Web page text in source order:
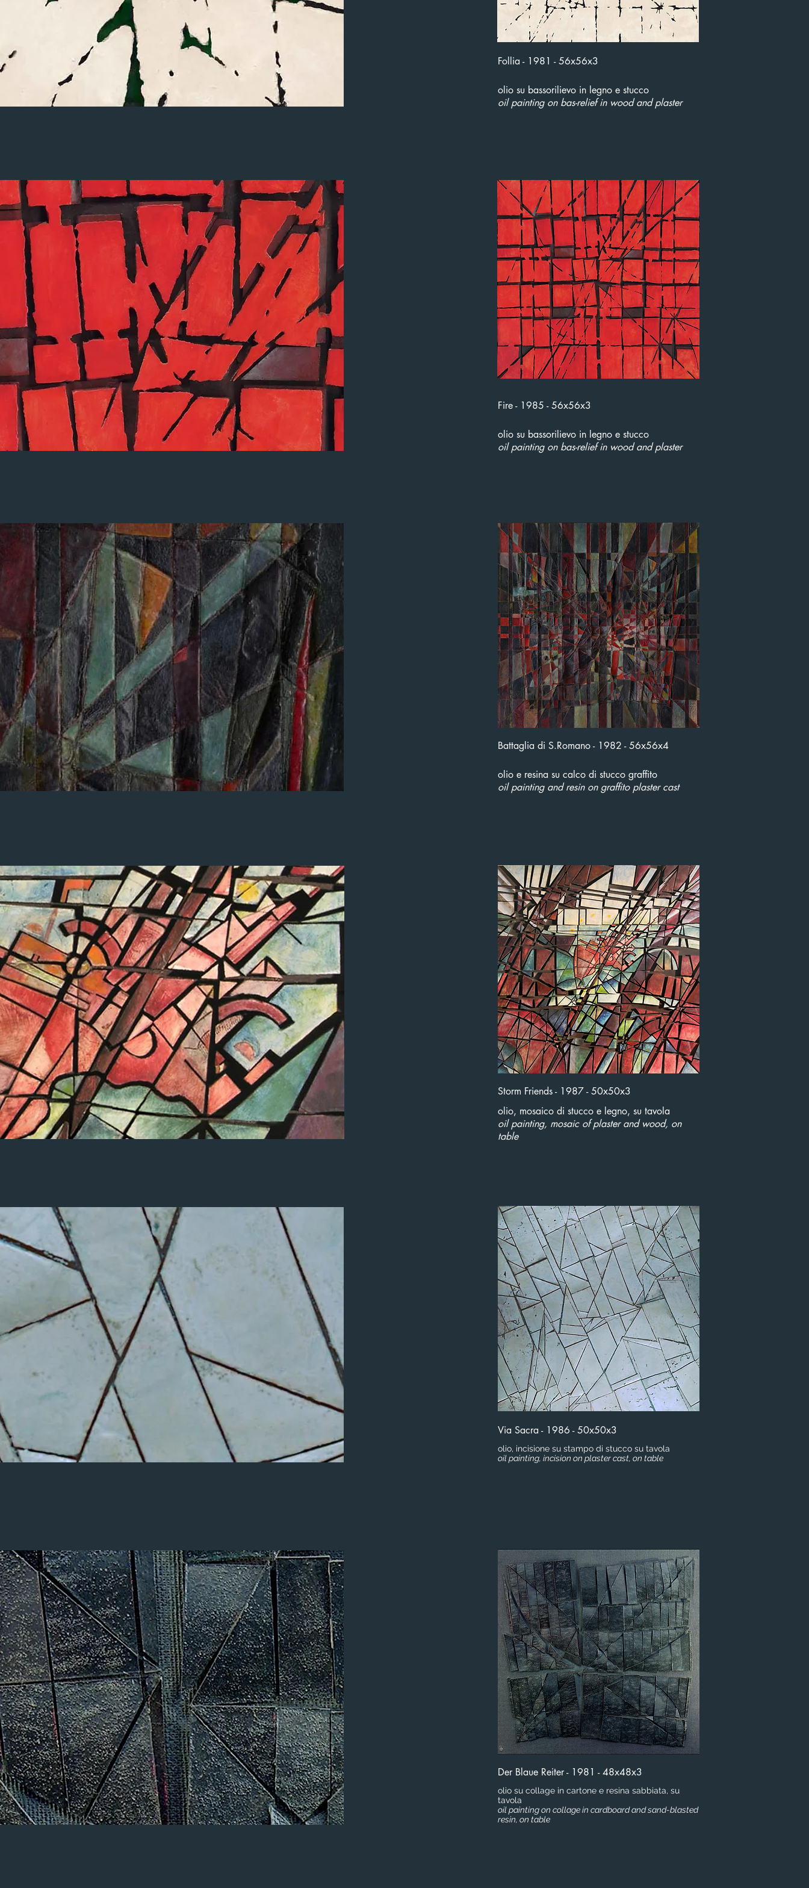
Follia - 1981 - 56x56x3
olio su bassorilievo in legno e stucco
oil painting on bas-relief in wood and plaster
Fire - 1985 - 56x56x3
olio su bassorilievo in legno e stucco
oil painting on bas-relief in wood and plaster
Battaglia di S.Romano - 1982 - 56x56x4
olio e resina su calco di stucco graffito
oil painting and resin on graffito plaster cast
Storm Friends - 1987 - 50x50x3
olio, mosaico di stucco e legno, su tavola
oil painting, mosaic of plaster and wood, on
table
Via Sacra - 1986 - 50x50x3
olio, incisione su stampo di stucco su tavola
oil painting, incision on plaster cast, on table
Der Blaue Reiter - 1981 - 48x48x3
olio su collage in cartone e resina sabbiata, su
tavola
oil painting on collage in cardboard and sand-blasted
resin, on table